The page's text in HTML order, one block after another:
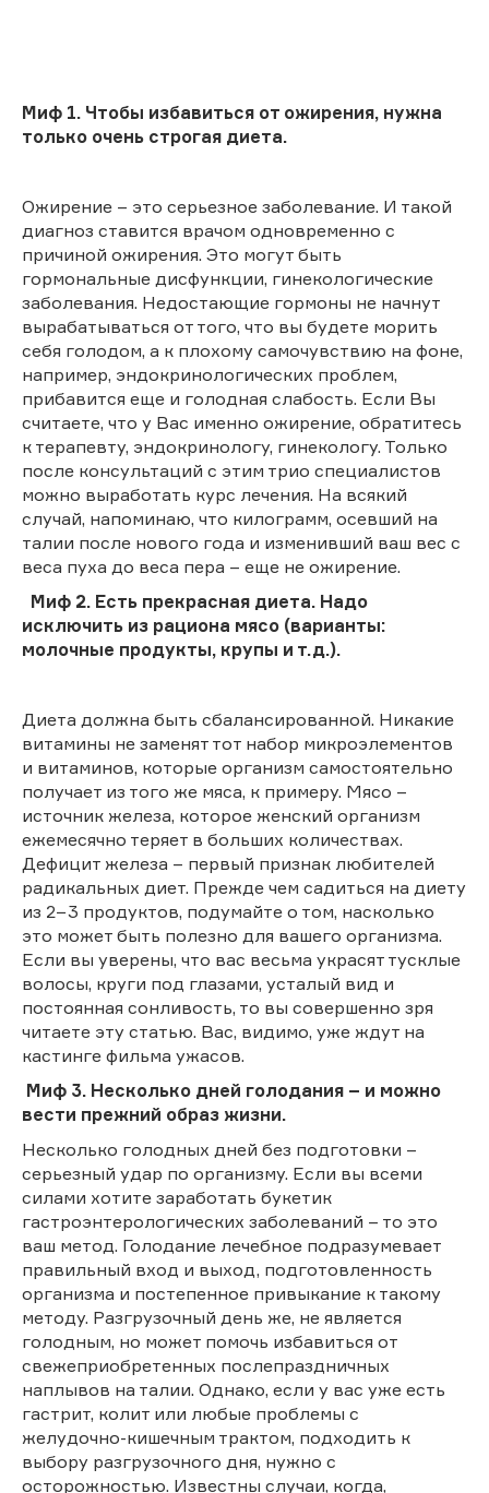
Миф 1. Чтобы избавиться от ожирения, нужна
только очень строгая диета.
Ожирение – это серьезное заболевание. И такой
диагноз ставится врачом одновременно с
причиной ожирения. Это могут быть
гормональные дисфункции, гинекологические
заболевания. Недостающие гормоны не начнут
вырабатываться от того, что вы будете морить
себя голодом, а к плохому самочувствию на фоне,
например, эндокринологических проблем,
прибавится еще и голодная слабость. Если Вы
считаете, что у Вас именно ожирение, обратитесь
к терапевту, эндокринологу, гинекологу. Только
после консультаций с этим трио специалистов
можно выработать курс лечения. На всякий
случай, напоминаю, что килограмм, осевший на
талии после нового года и изменивший ваш вес с
веса пуха до веса пера – еще не ожирение.
Миф 2. Есть прекрасная диета. Надо
исключить из рациона мясо (варианты:
молочные продукты, крупы и т.д.).
Диета должна быть сбалансированной. Никакие
витамины не заменят тот набор микроэлементов
и витаминов, которые организм самостоятельно
получает из того же мяса, к примеру. Мясо –
источник железа, которое женский организм
ежемесячно теряет в больших количествах.
Дефицит железа – первый признак любителей
радикальных диет. Прежде чем садиться на диету
из 2−3 продуктов, подумайте о том, насколько
это может быть полезно для вашего организма.
Если вы уверены, что вас весьма украсят тусклые
волосы, круги под глазами, усталый вид и
постоянная сонливость, то вы совершенно зря
читаете эту статью. Вас, видимо, уже ждут на
кастинге фильма ужасов.
Миф 3. Несколько дней голодания – и можно
вести прежний образ жизни.
Несколько голодных дней без подготовки –
серьезный удар по организму. Если вы всеми
силами хотите заработать букетик
гастроэнтерологических заболеваний – то это
ваш метод. Голодание лечебное подразумевает
правильный вход и выход, подготовленность
организма и постепенное привыкание к такому
методу. Разгрузочный день же, не является
голодным, но может помочь избавиться от
свежеприобретенных послепраздничных
наплывов на талии. Однако, если у вас уже есть
гастрит, колит или любые проблемы с
желудочно-кишечным трактом, подходить к
выбору разгрузочного дня, нужно с
осторожностью. Известны случаи, когда,